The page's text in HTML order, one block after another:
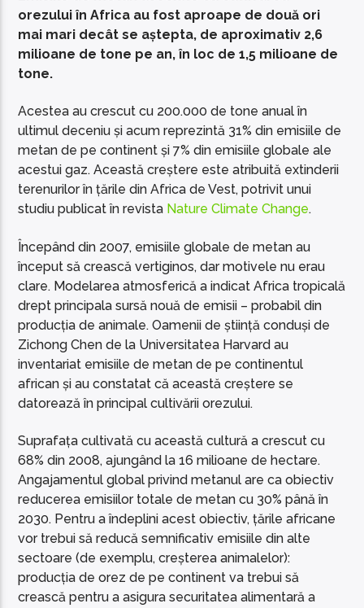
orezului în Africa au fost aproape de două ori
mai mari decât se aștepta, de aproximativ 2,6
milioane de tone pe an, în loc de 1,5 milioane de
tone.
Acestea au crescut cu 200.000 de tone anual în
ultimul deceniu și acum reprezintă 31% din emisiile de
metan de pe continent și 7% din emisiile globale ale
acestui gaz. Această creștere este atribuită extinderii
terenurilor în țările din Africa de Vest, potrivit unui
studiu publicat în revista Nature Climate Change.
Începând din 2007, emisiile globale de metan au
început să crească vertiginos, dar motivele nu erau
clare. Modelarea atmosferică a indicat Africa tropicală
drept principala sursă nouă de emisii – probabil din
producția de animale. Oamenii de știință conduși de
Zichong Chen de la Universitatea Harvard au
inventariat emisiile de metan de pe continentul
african și au constatat că această creștere se
datorează în principal cultivării orezului.
Suprafața cultivată cu această cultură a crescut cu
68% din 2008, ajungând la 16 milioane de hectare.
Angajamentul global privind metanul are ca obiectiv
reducerea emisiilor totale de metan cu 30% până în
2030. Pentru a îndeplini acest obiectiv, țările africane
vor trebui să reducă semnificativ emisiile din alte
sectoare (de exemplu, creșterea animalelor):
producția de orez de pe continent va trebui să
crească pentru a asigura securitatea alimentară a